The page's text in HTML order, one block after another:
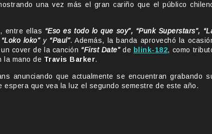
una vez más el gran cariño que el público
entre ellas “Eso es todo lo que soy”, “Punk Superstars”,
loko”y“Paul”. Además, la banda aprovechó la
cover de la canción “First Date”de blink-182, como
la mano de Travis Barker.
anunciando que actualmente se encuentran grabando
espera que vea la luz el segundo semestre de este año.